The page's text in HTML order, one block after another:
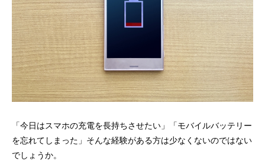
「今日はスマホの充電を長持ちさせたい」「モバイルバッテリー
を忘れてしまった」そんな経験がある方は少なくないのではない
でしょうか。